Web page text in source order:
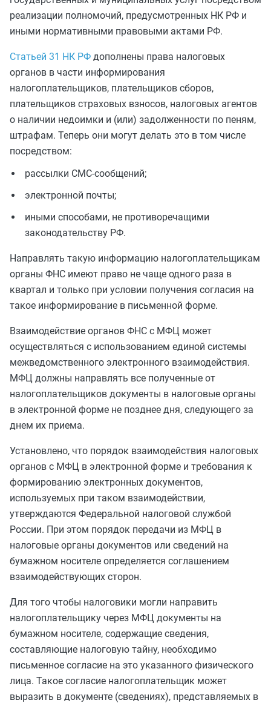
реализации полномочий, предусмотренных НК РФ и
иными нормативными правовыми актами РФ.
Статьей 31 НК РФ дополнены права налоговых
органов в части информирования
налогоплательщиков, плательщиков сборов,
плательщиков страховых взносов, налоговых агентов
о наличии недоимки и (или) задолженности по пеням,
штрафам. Теперь они могут делать это в том числе
посредством:
рассылки СМС-сообщений;
электронной почты;
иными способами, не противоречащими
законодательству РФ.
Направлять такую информацию налогоплательщикам
органы ФНС имеют право не чаще одного раза в
квартал и только при условии получения согласия на
такое информирование в письменной форме.
Взаимодействие органов ФНС с МФЦ может
осуществляться с использованием единой системы
межведомственного электронного взаимодействия.
МФЦ должны направлять все полученные от
налогоплательщиков документы в налоговые органы
в электронной форме не позднее дня, следующего за
днем их приема.
Установлено, что порядок взаимодействия налоговых
органов с МФЦ в электронной форме и требования к
формированию электронных документов,
используемых при таком взаимодействии,
утверждаются Федеральной налоговой службой
России. При этом порядок передачи из МФЦ в
налоговые органы документов или сведений на
бумажном носителе определяется соглашением
взаимодействующих сторон.
Для того чтобы налоговики могли направить
налогоплательщику через МФЦ документы на
бумажном носителе, содержащие сведения,
составляющие налоговую тайну, необходимо
письменное согласие на это указанного физического
лица. Такое согласие налогоплательщик может
выразить в документе (сведениях), представляемых в